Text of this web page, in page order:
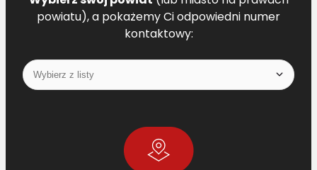
powiatu), a pokażemy Ci odpowiedni numer
kontaktowy: